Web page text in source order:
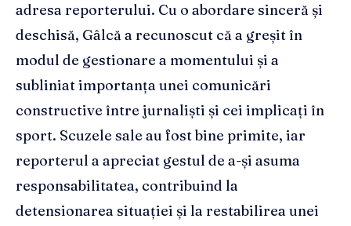
adresa reporterului. Cu o abordare sinceră și
deschisă, Gâlcă a recunoscut că a greșit în
modul de gestionare a momentului și a
subliniat importanța unei comunicări
constructive între jurnaliști și cei implicați în
sport. Scuzele sale au fost bine primite, iar
reporterul a apreciat gestul de a-și asuma
responsabilitatea, contribuind la
detensionarea situației și la restabilirea unei